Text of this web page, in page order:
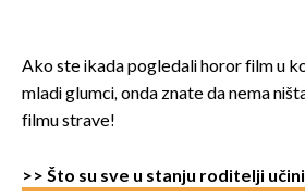
Ako ste ikada pogledali horor film u
mladi glumci, onda znate da nema
filmu strave!
>> Što su sve u stanju roditelji